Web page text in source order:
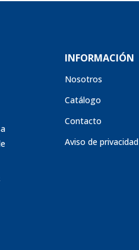
INFORMACIÓN
Nosotros
Catálogo
Contacto
Aviso de privacidad